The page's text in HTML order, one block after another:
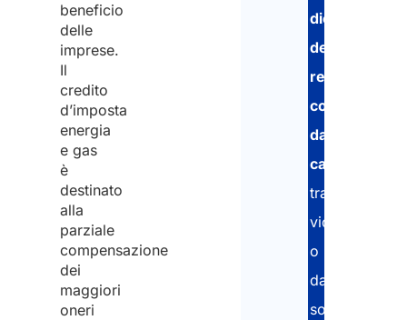
beneficio
delle
imprese.
Il
credito
d’imposta
energia
e gas
è
destinato
alla
parziale
compensazione
dei
maggiori
oneri
dichiarazione
dei
redditi
da
casa
tramite
o
da
soli